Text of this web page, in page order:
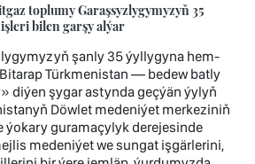
toplumy Garaşsyzlygymyzyň 35
bilen garşy alýar
şanly 35 ýyllygyna hem-
Türkmenistan — bedew batly
diýen şygar astynda geçýän ýylyň
Döwlet medeniýet merkeziniň
ýokary guramaçylyk derejesinde
medeniýet we sungat işgärlerini,